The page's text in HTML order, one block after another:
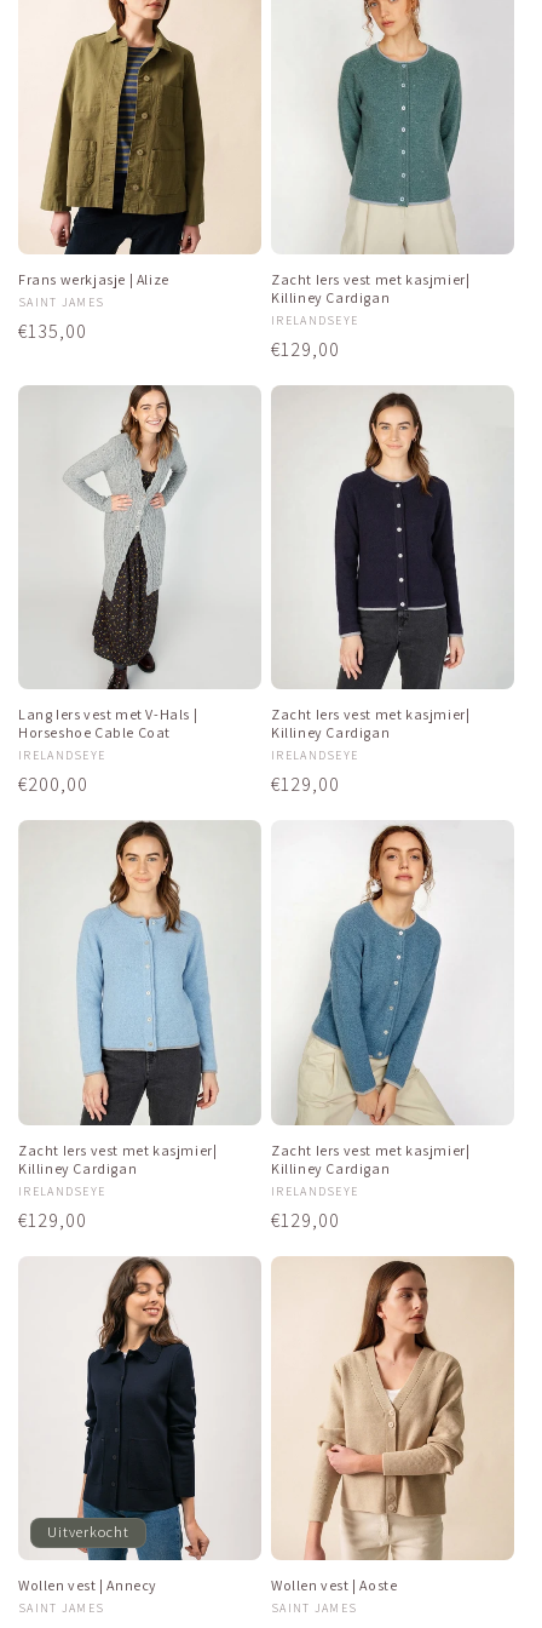
Frans werkjasje | Alize
Verkoper:
SAINT JAMES
Normale
€135,00
Zacht Iers vest met kasjmier|
Killiney Cardigan
Verkoper:
IRELANDSEYE
Normale
€129,00
Lang Iers vest met V-Hals |
Horseshoe Cable Coat
Verkoper:
IRELANDSEYE
Normale
prijs
€200,00
Zacht Iers vest met kasjmier|
Killiney Cardigan
Verkoper:
IRELANDSEYE
Normale
€129,00
Zacht Iers vest met kasjmier|
Killiney Cardigan
Verkoper:
IRELANDSEYE
Normale
€129,00
Zacht Iers vest met kasjmier|
Killiney Cardigan
Verkoper:
IRELANDSEYE
Normale
€129,00
Uitverkocht
Wollen vest | Annecy
Verkoper:
SAINT JAMES
Wollen vest | Aoste
Verkoper:
SAINT JAMES